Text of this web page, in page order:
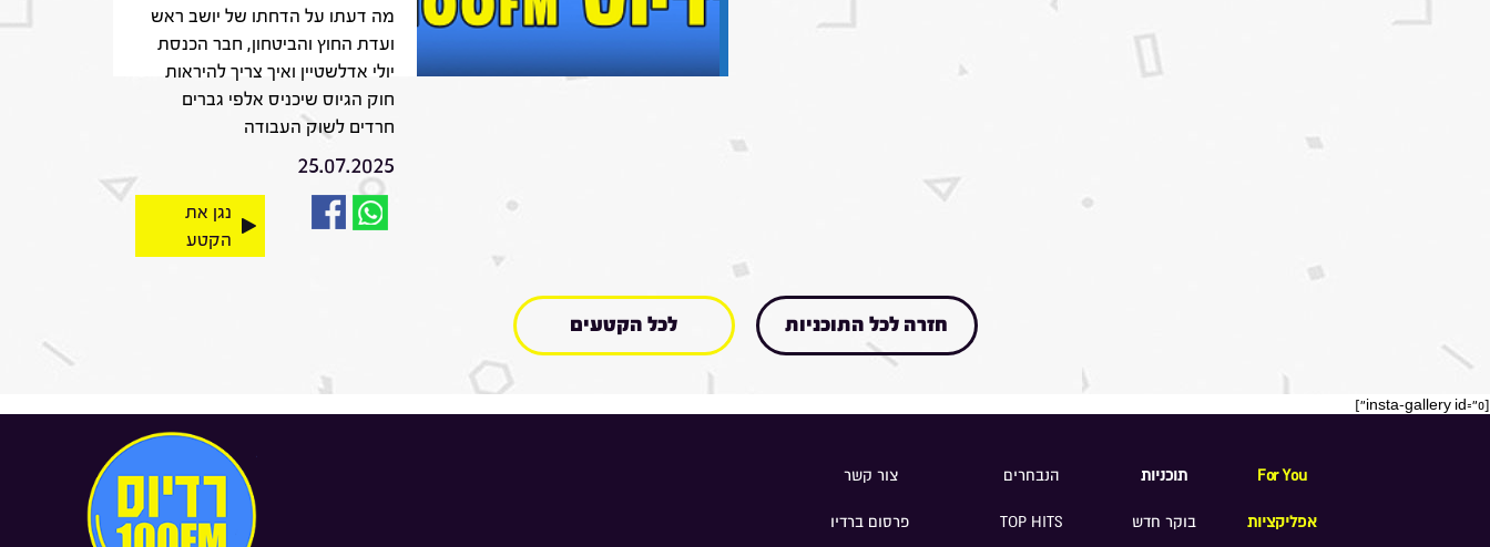
מה דעתו על הדחתו של יושב ראש
ועדת החוץ והביטחון, חבר הכנסת
יולי אדלשטיין ואיך צריך להיראות
חוק הגיוס שיכניס אלפי גברים
חרדים לשוק העבודה
25.07.2025
נגן את
הקטע
חזרה לכל התוכניות לכל הקטעים
[insta-gallery id="0"]
For You
אפליקציות
תוכניות
בוקר חדש
הנבחרים
TOP HITS
צור קשר
פרסום ברדיו